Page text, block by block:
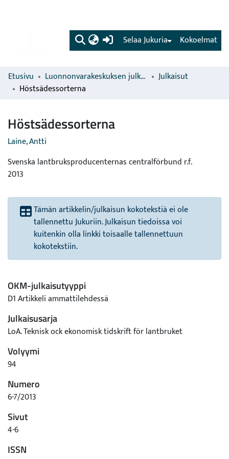
(current) Kokoelmat
Selaa Jukuria
Etusivu Luonnonvarakeskuksen julkaisut
Julkaisut
Höstsädessorterna
Höstsädessorterna
Laine, Antti
Svenska lantbruksproducenternas centralförbund r.f.
2013
Tämän artikkelin/julkaisun kokotekstiä ei ole
tallennettu Jukuriin. Julkaisun tiedoissa voi
kuitenkin olla linkki toisaalle tallennettuun
kokotekstiin.
OKM-julkaisutyyppi
D1 Artikkeli ammattilehdessä
Julkaisusarja
LoA. Teknisk ock ekonomisk tidskrift för lantbruket
Volyymi
94
Numero
6-7/2013
Sivut
4-6
ISSN